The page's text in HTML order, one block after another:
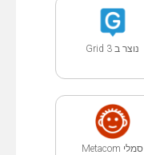
נוצר ב Grid 3
סמלי Metacom